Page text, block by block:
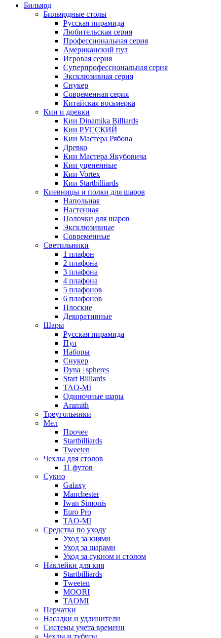
Бильярд
Бильярдные столы
Русская пирамида
Любительская серия
Профессиональная серия
Американский пул
Игровая серия
Суперпрофессиональная серия
Эксклюзивная серия
Снукер
Современная серия
Китайская восьмерка
Кии и древки
Кии Dinamika Billiards
Кии РУССКИЙ
Кии Мастера Рябова
Древко
Кии Мастера Якубовича
Кии уцененные
Кии Vortex
Кии Startbilliards
Киевницы и полки для шаров
Напольная
Настенная
Полочки для шаров
Эксклюзивные
Современные
Светильники
1 плафон
2 плафона
3 плафона
4 плафона
5 плафонов
6 плафонов
Плоские
Декоративные
Шары
Русская пирамида
Пул
Наборы
Снукер
Dyna | spheres
Start Billiards
TAO-MI
Одиночные шары
Aramith
Треугольники
Мел
Прочее
Startbilliards
Tweeten
Чехлы для столов
11 футов
Сукно
Galaxy
Manchester
Iwan Simonis
Euro Pro
TAO-MI
Средства по уходу
Уход за киями
Уход за шарами
Уход за сукном и столом
Наклейки для кия
Startbilliards
Tweeten
MOORI
TAOMI
Перчатки
Насадки и удлинители
Системы учета времени
Чехлы и тубусы